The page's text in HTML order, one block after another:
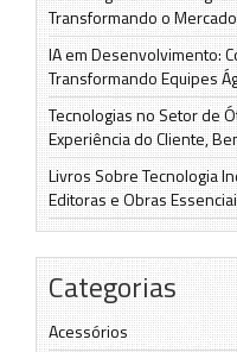
Transformando o
IA em Desenvolvimento:
Transformando Equipes
Tecnologias no Setor de
Experiência do Cliente,
Livros Sobre Tecnologia
Editoras e Obras
Categorias
Acessórios